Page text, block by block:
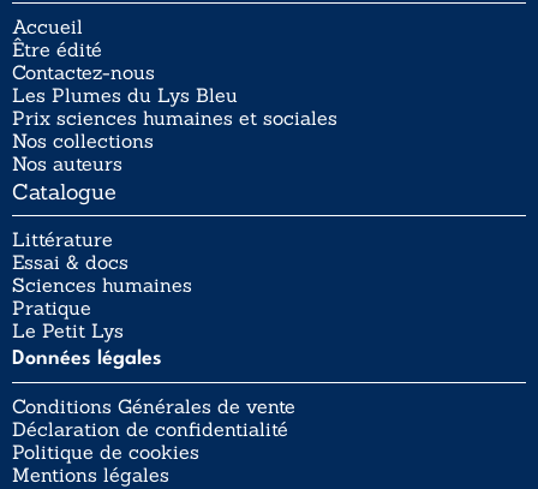
Accueil
Être édité
Contactez-nous
Les Plumes du Lys Bleu
Prix sciences humaines et sociales
Nos collections
Nos auteurs
Catalogue
Littérature
Essai & docs
Sciences humaines
Pratique
Le Petit Lys
Données légales
Conditions Générales de vente
Déclaration de confidentialité
Politique de cookies
Mentions légales